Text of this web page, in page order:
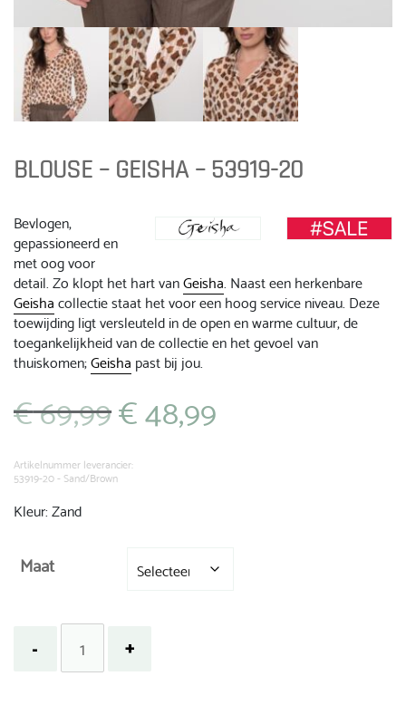
BLOUSE – GEISHA – 53919-20
Bevlogen,
gepassioneerd en
met oog voor
detail. Zo klopt het hart vanGeisha. Naast een herkenbare
Geishacollectie staat het voor een hoog service niveau. Deze
toewijding ligt versleuteld in de open en warme cultuur, de
toegankelijkheid van de collectie en het gevoel van
thuiskomen;Geisha past bij jou.
€69,99 Oorspronkelijke
prijs
€ 69,99.
€48,99
Artikelnummer leverancier:
53919-20 - Sand/Brown
Kleur: Zand
Maat